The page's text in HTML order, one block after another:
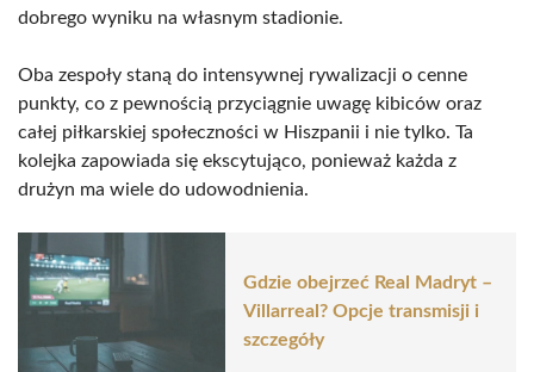
dobrego wyniku na własnym stadionie.
Oba zespoły staną do intensywnej rywalizacji o cenne
punkty, co z pewnością przyciągnie uwagę kibiców oraz
całej piłkarskiej społeczności w Hiszpanii i nie tylko. Ta
kolejka zapowiada się ekscytująco, ponieważ każda z
drużyn ma wiele do udowodnienia.
Gdzie obejrzeć Real Madryt –
Villarreal? Opcje transmisji i
szczegóły